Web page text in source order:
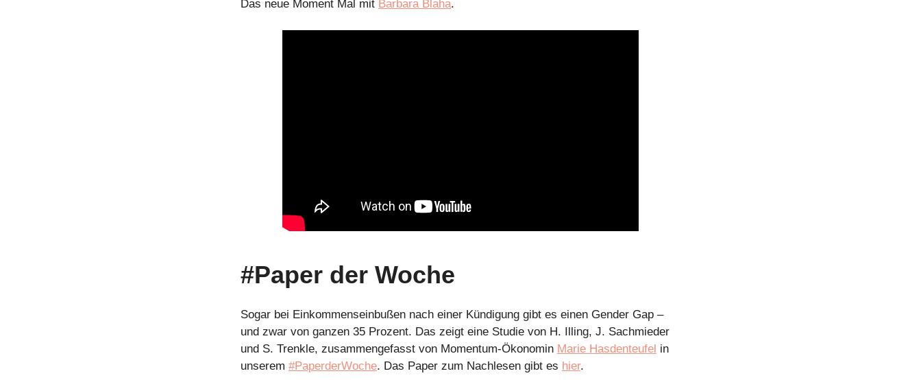
Das neue Moment Mal mit Barbara Blaha.
#Paper der Woche
Sogar bei Einkommenseinbußen nach einer Kündigung gibt es einen Gender Gap –
und zwar von ganzen 35 Prozent. Das zeigt eine Studie von H. Illing, J. Sachmieder
und S. Trenkle, zusammengefasst von Momentum-Ökonomin Marie Hasdenteufel in
unserem #PaperderWoche. Das Paper zum Nachlesen gibt es hier.